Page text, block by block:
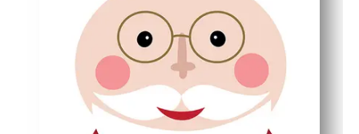
Imprimare pe carton pentru durabilitate - laminat